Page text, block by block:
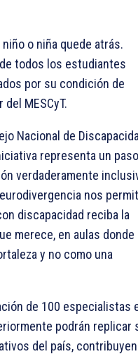
o niña quede atrás.
todos los estudiantes
por su condición de
MESCyT.
Nacional de
representa un paso
verdaderamente
nos
discapacidad reciba la
merece, en aulas donde
y no como una
de 100 especialistas
podrán replicar
del país,